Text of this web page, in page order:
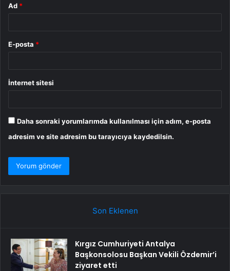
Ad *
E-posta *
İnternet sitesi
Daha sonraki yorumlarımda kullanılması için adım, e-posta
adresim ve site adresim bu tarayıcıya kaydedilsin.
Son Eklenen
Kırgız Cumhuriyeti Antalya
Başkonsolosu Başkan Vekili Özdemir’i
ziyaret etti